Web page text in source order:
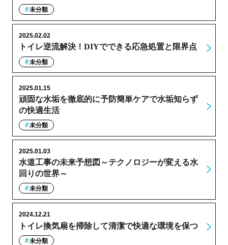
未分類
トイレ逆流解決！DIYでできる応急処置と限界点
2025.02.02
未分類
頑固な水垢を徹底的に予防簡単ケアで水垢知らず
の快適生活
2025.01.15
未分類
水道工事の未来予想図～テクノロジーが変える水
回りの世界～
2025.01.03
未分類
トイレ換気扇を掃除して清潔で快適な環境を保つ
2024.12.21
未分類